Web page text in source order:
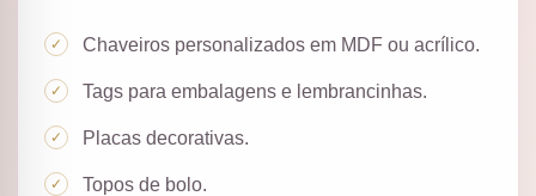
Chaveiros personalizados em MDF ou acrílico.
Tags para embalagens e lembrancinhas.
Placas decorativas.
Topos de bolo.